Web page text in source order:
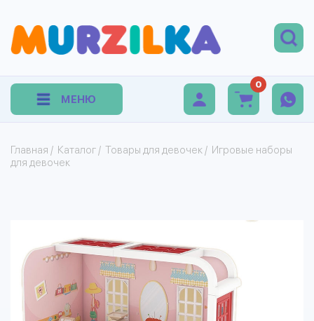
МЕНЮ
0
Главная / Каталог / Товары для девочек / Игровые наборы
для девочек